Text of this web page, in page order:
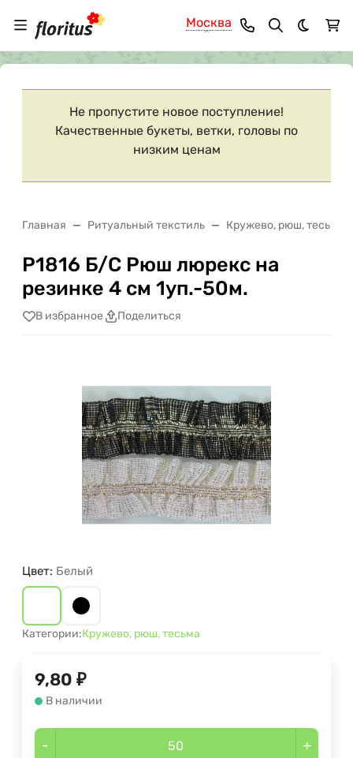
Москва
Ваш городМосква?
Темная
Не пропустите новое поступление!
Качественные букеты, ветки, головы по
низким ценам
Главная Ритуальный текстиль Кружево, рюш, тесьма
Р1816 Б/С Рюш люрекс на
резинке 4 см 1уп.-50м.
В избранное Поделиться
Цвет: Белый
Категории:Кружево, рюш, тесьма
9,80 ₽
В наличии
- +